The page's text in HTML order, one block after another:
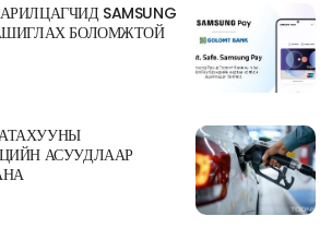
SAMSUNG
БОЛОМЖТОЙ
АСУУДЛААР